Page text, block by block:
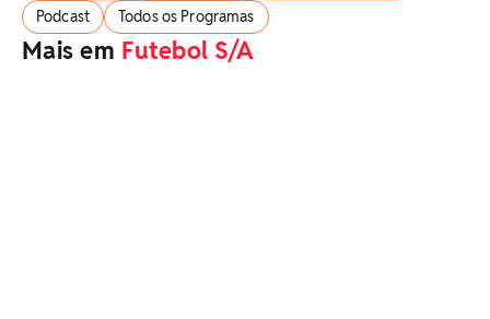
Podcast
Todos os Programas
Mais em Futebol S/A